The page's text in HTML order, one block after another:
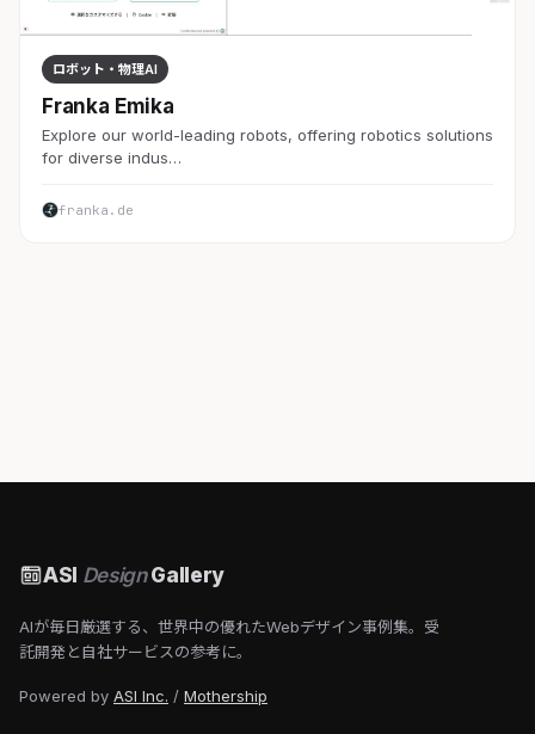
ロボット・物理AI
Franka Emika
Explore our world-leading robots, offering robotics solutions
for diverse indus…
franka.de
ASI DesignGallery
AIが毎日厳選する、世界中の優れたWebデザイン事例集。受
託開発と自社サービスの参考に。
Powered by ASI Inc. / Mothership